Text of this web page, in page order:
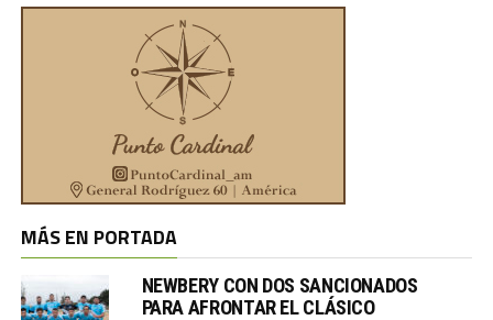
MÁS EN PORTADA
NEWBERY CON DOS SANCIONADOS
PARA AFRONTAR EL CLÁSICO